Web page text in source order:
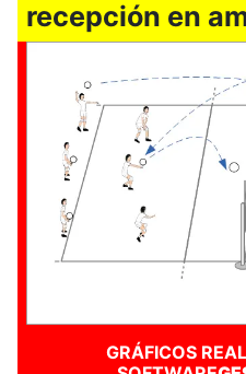
recepción en
GRÁFICOS